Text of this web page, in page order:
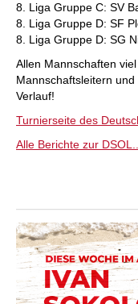
8. Liga Gruppe C: SV
8. Liga Gruppe D: SF
8. Liga Gruppe D: SG
Allen Mannschaften
Mannschaftsleitern
Verlauf!
Turnierseite des
Alle Berichte zur DSOL...